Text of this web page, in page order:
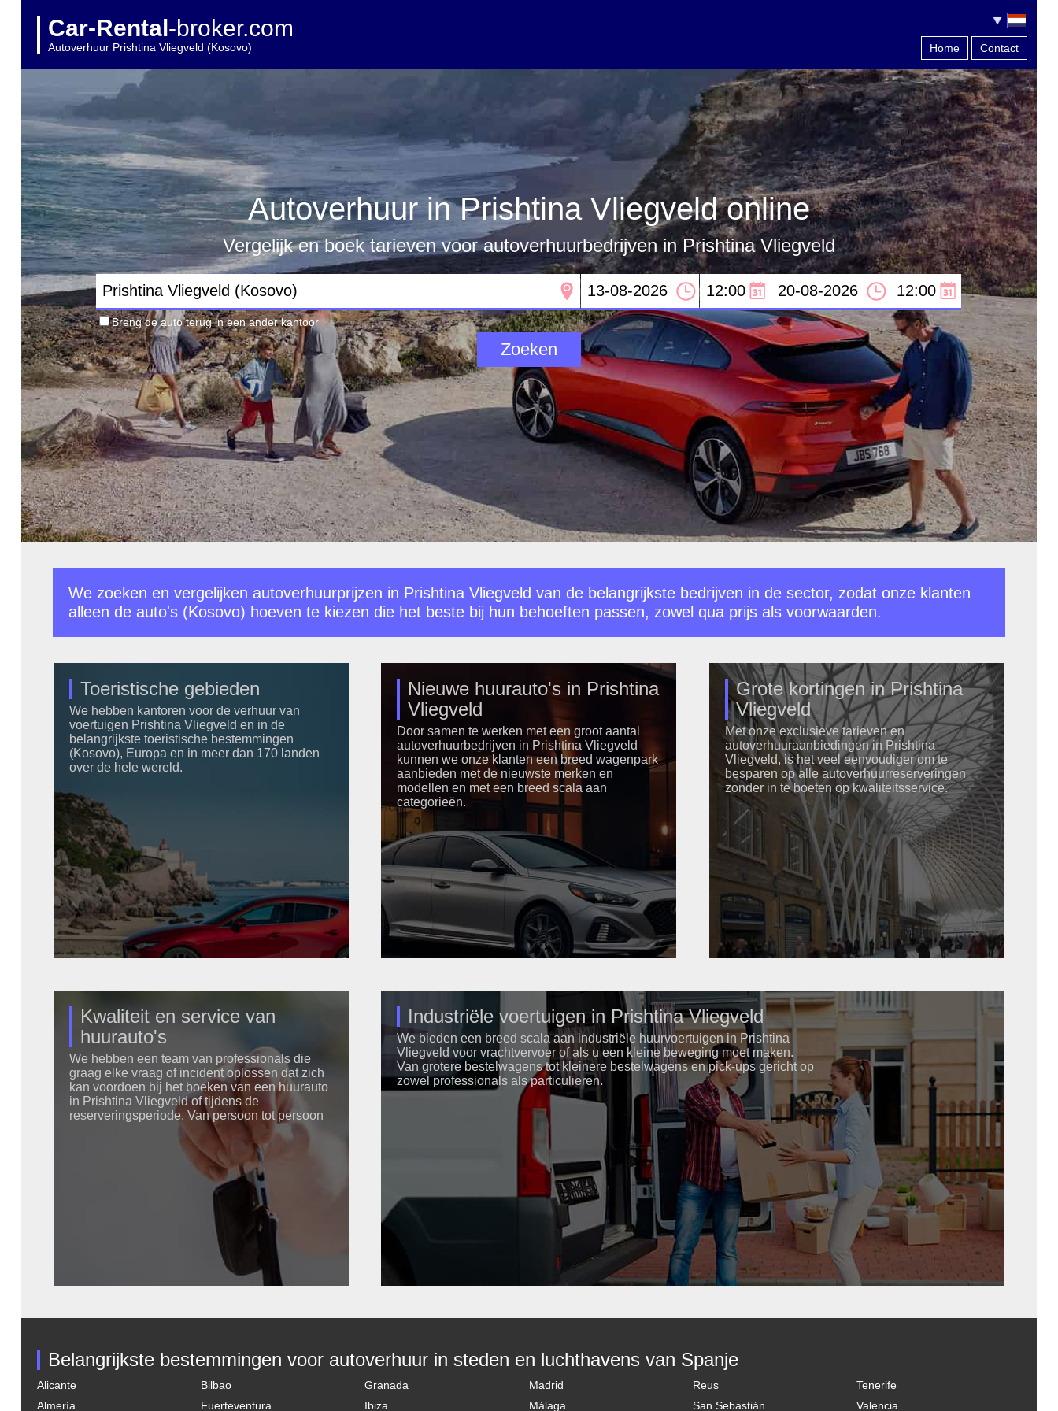
Car-Rental-broker.com
Autoverhuur Prishtina Vliegveld (Kosovo) Home Contact
Autoverhuur in Prishtina Vliegveld online
Vergelijk en boek tarieven voor autoverhuurbedrijven in Prishtina Vliegveld
Breng de auto terug in een ander kantoor
We zoeken en vergelijken autoverhuurprijzen in Prishtina Vliegveld van de belangrijkste bedrijven in de sector, zodat onze klanten
alleen de auto's (Kosovo) hoeven te kiezen die het beste bij hun behoeften passen, zowel qua prijs als voorwaarden.
Toeristische gebieden
We hebben kantoren voor de verhuur van
voertuigen Prishtina Vliegveld en in de
belangrijkste toeristische bestemmingen
(Kosovo), Europa en in meer dan 170 landen
over de hele wereld.
Nieuwe huurauto's in Prishtina
Vliegveld
Door samen te werken met een groot aantal
autoverhuurbedrijven in Prishtina Vliegveld
kunnen we onze klanten een breed wagenpark
aanbieden met de nieuwste merken en
modellen en met een breed scala aan
categorieën.
Grote kortingen in Prishtina
Vliegveld
Met onze exclusieve tarieven en
autoverhuuraanbiedingen in Prishtina
Vliegveld, is het veel eenvoudiger om te
besparen op alle autoverhuurreserveringen
zonder in te boeten op kwaliteitsservice.
Kwaliteit en service van
huurauto's
We hebben een team van professionals die
graag elke vraag of incident oplossen dat zich
kan voordoen bij het boeken van een huurauto
in Prishtina Vliegveld of tijdens de
reserveringsperiode. Van persoon tot persoon
Industriële voertuigen in Prishtina Vliegveld
We bieden een breed scala aan industriële huurvoertuigen in Prishtina
Vliegveld voor vrachtvervoer of als u een kleine beweging moet maken.
Van grotere bestelwagens tot kleinere bestelwagens en pick-ups gericht op
zowel professionals als particulieren.
Belangrijkste bestemmingen voor autoverhuur in steden en luchthavens van Spanje
Alicante
Almería
Bilbao
Fuerteventura
Granada
Ibiza
Madrid
Málaga
Reus
San Sebastián
Tenerife
Valencia